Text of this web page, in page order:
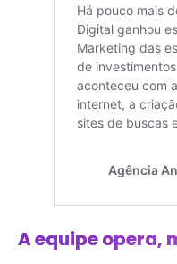
A equipe opera,